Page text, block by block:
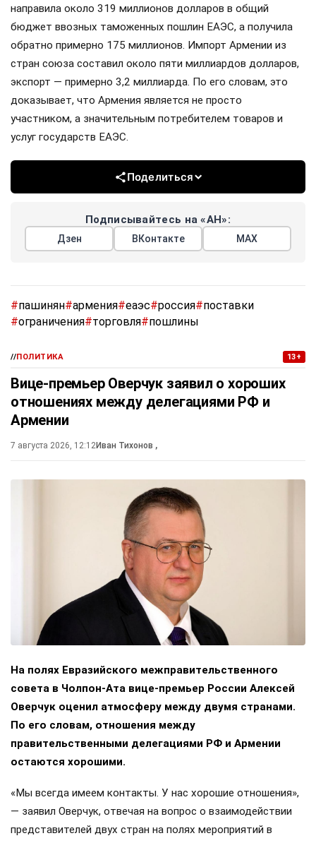
направила около 319 миллионов долларов в общий
бюджет ввозных таможенных пошлин ЕАЭС, а получила
обратно примерно 175 миллионов. Импорт Армении из
стран союза составил около пяти миллиардов долларов,
экспорт — примерно 3,2 миллиарда. По его словам, это
доказывает, что Армения является не просто
участником, а значительным потребителем товаров и
услуг государств ЕАЭС.
Поделиться
Подписывайтесь на «АН»:
Дзен ВКонтакте МАХ
#пашинян#армения#еаэс#россия#поставки
#ограничения#торговля#пошлины
//ПОЛИТИКА 13+
Вице-премьер Оверчук заявил о хороших
отношениях между делегациями РФ и
Армении
7 августа 2026, 12:12Иван Тихонов ,
На полях Евразийского межправительственного
совета в Чолпон-Ата вице-премьер России Алексей
Оверчук оценил атмосферу между двумя странами.
По его словам, отношения между
правительственными делегациями РФ и Армении
остаются хорошими.
«Мы всегда имеем контакты. У нас хорошие отношения»,
— заявил Оверчук, отвечая на вопрос о взаимодействии
представителей двух стран на полях мероприятий в